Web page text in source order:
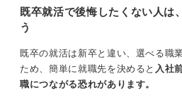
い傾向にあるおすすめの職種も紹介
するので、参考にして選考を突破し
既卒就活で後悔したくない人は
う
既卒の就活は新卒と違い、選べる職
ため、簡単に就職先を決めると 入社
職につながる恐れがあります。